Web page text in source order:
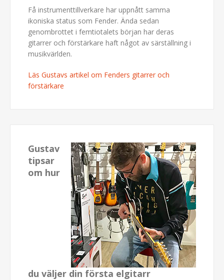
Få instrumenttillverkare har uppnått samma
ikoniska status som Fender. Ända sedan
genombrottet i femtiotalets början har deras
gitarrer och förstärkare haft något av särställning i
musikvärlden.
Läs Gustavs artikel om Fenders gitarrer och
förstärkare
Gustav
tipsar
om hur
du väljer din första elgitarr